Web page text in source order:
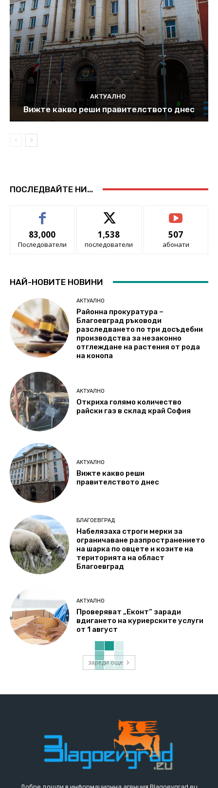
АКТУАЛНО
Вижте какво реши правителството днес
ПОСЛЕДВАЙТЕ НИ...
83,000
Последователи
1,538
последователи
507
абонати
НАЙ-НОВИТЕ НОВИНИ
АКТУАЛНО
Районна прокуратура –
Благоевград ръководи
разследването по три досъдебни
производства за незаконно
отглеждане на растения от рода
на конопа
АКТУАЛНО
Откриха голямо количество
райски газ в склад край София
АКТУАЛНО
Вижте какво реши
правителството днес
БЛАГОЕВГРАД
Набелязаха строги мерки за
ограничаване разпространението
на шарка по овцете и козите на
територията на област
Благоевград
АКТУАЛНО
Проверяват „Еконт“ заради
вдигането на куриерските услуги
от 1 август
зареди още